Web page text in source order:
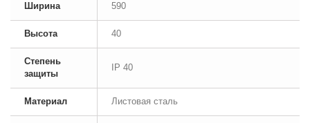
Ширина 590
Высота 40
Степень
защиты
IP 40
Материал Листовая сталь